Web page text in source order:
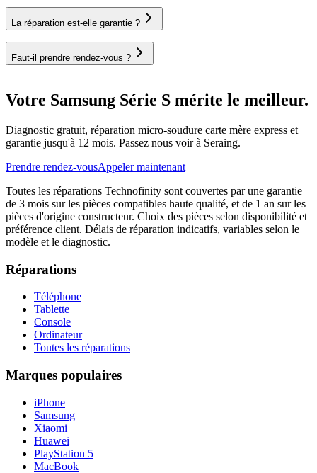
La réparation est-elle garantie ?
Faut-il prendre rendez-vous ?
Votre Samsung Série S mérite le meilleur.
Diagnostic gratuit, réparation micro-soudure carte mère express et
garantie jusqu'à 12 mois. Passez nous voir à Seraing.
Prendre rendez-vousAppeler maintenant
Toutes les réparations Technofinity sont couvertes par une garantie
de 3 mois sur les pièces compatibles haute qualité, et de 1 an sur les
pièces d'origine constructeur. Choix des pièces selon disponibilité et
préférence client. Délais de réparation indicatifs, variables selon le
modèle et le diagnostic.
Réparations
Téléphone
Tablette
Console
Ordinateur
Toutes les réparations
Marques populaires
iPhone
Samsung
Xiaomi
Huawei
PlayStation 5
MacBook